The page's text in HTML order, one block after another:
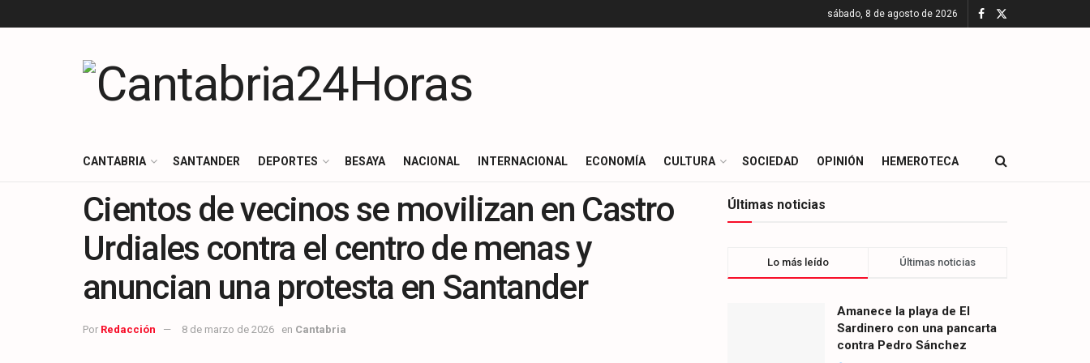
sábado, 8 de agosto de 2026
CANTABRIA SANTANDER DEPORTES BESAYA NACIONAL INTERNACIONAL ECONOMÍA CULTURA SOCIEDAD OPINIÓN HEMEROTECA
Cientos de vecinos se movilizan en Castro
Urdiales contra el centro de menas y
anuncian una protesta en Santander
Por Redacción 8 de marzo de 2026 en Cantabria
Últimas noticias
Lo más leído Últimas noticias
Amanece la playa de El
Sardinero con una pancarta
contra Pedro Sánchez